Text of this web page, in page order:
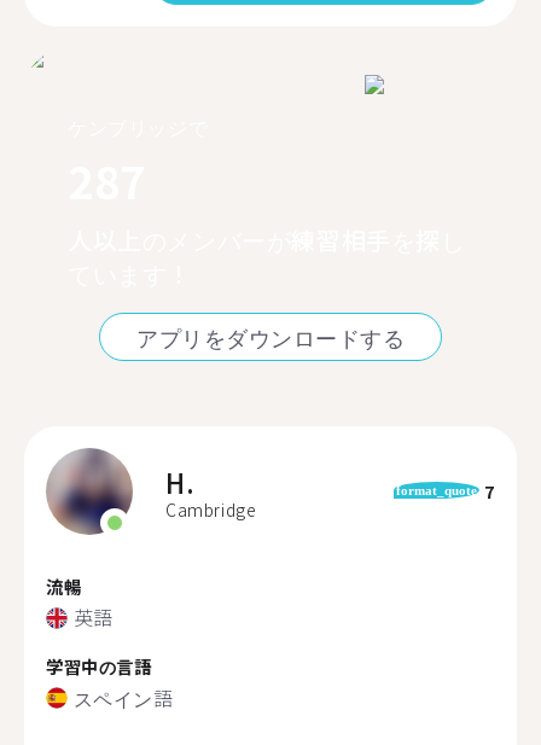
アプリをダウンロードする
H.
Cambridge
format_quote 7
流暢
英語
学習中の言語
スペイン語